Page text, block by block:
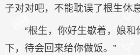
子对对吧，不能耽误了根生休
“根生，你好生歇着，娘
下，待会回来给你做饭。”